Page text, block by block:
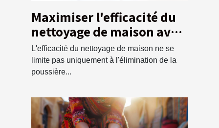
Maximiser l'efficacité du
nettoyage de maison avec
un service de débarras
écologique
L'efficacité du nettoyage de maison ne se
limite pas uniquement à l'élimination de la
poussière...